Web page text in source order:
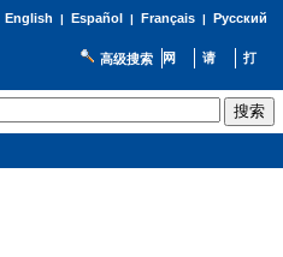
English | Español | Français| Русский
高级搜索